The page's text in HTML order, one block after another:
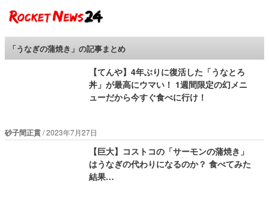
ロケットニュース24
「うなぎの蒲焼き」の記事まとめ
【てんや】4年ぶりに復活した「うなとろ
丼」が最高にウマい！ 1週間限定の幻メニ
ューだから今すぐ食べに行け！
砂子間正貫 2023年7月27日
【巨大】コストコの「サーモンの蒲焼き」
はうなぎの代わりになるのか？ 食べてみた
結果…